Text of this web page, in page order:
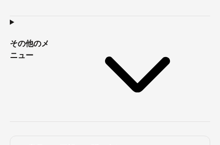
その他のメ
ニュー